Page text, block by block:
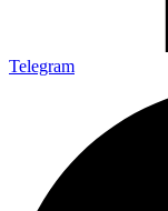
Telegram